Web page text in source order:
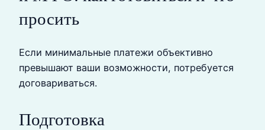
просить
Если минимальные платежи объективно
превышают ваши возможности, потребуется
договариваться.
Подготовка